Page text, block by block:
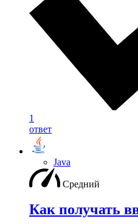
1
ответ
Java
Средний
Как получать